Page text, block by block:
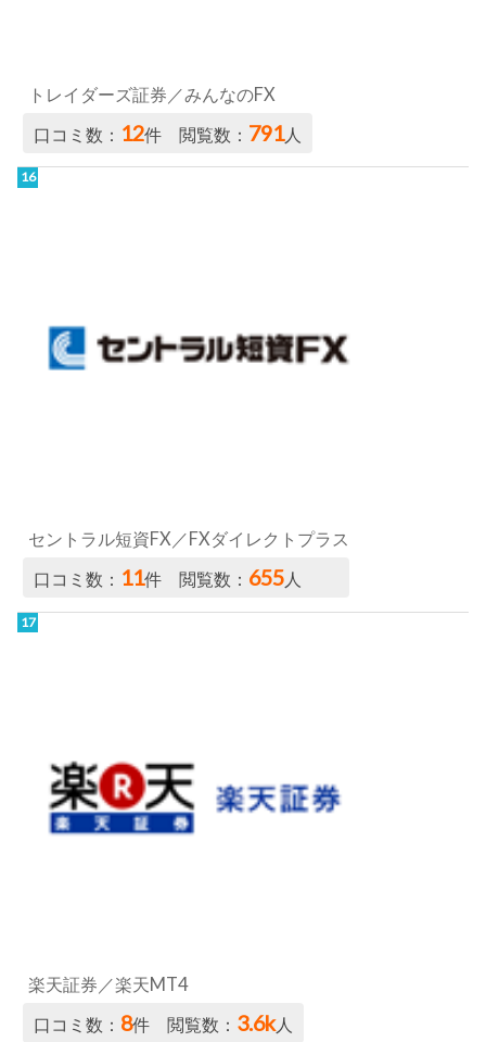
トレイダーズ証券／みんなのFX
口コミ数： 12件 閲覧数： 791人
セントラル短資FX／FXダイレクトプラス
口コミ数： 11件 閲覧数： 655人
楽天証券／楽天MT4
口コミ数： 8件 閲覧数： 3.6k人